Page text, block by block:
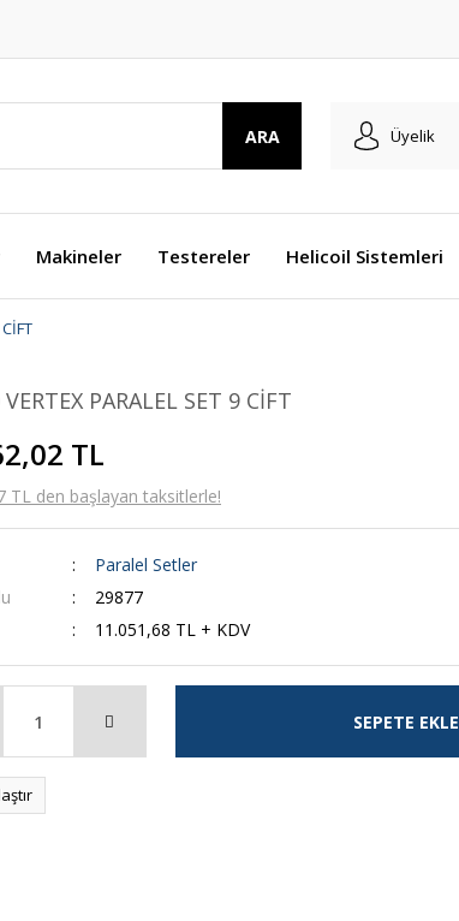
ARA Üyelik
Makineler Testereler Helicoil Sistemleri
PARALEL SET 9 CİFT
TL
TL den başlayan taksitlerle!
Paralel Setler
29877
11.051,68 TL + KDV
SEPETE EKLE